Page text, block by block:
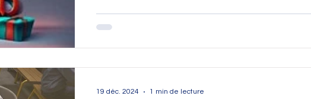
19 déc. 2024 1 min de lecture